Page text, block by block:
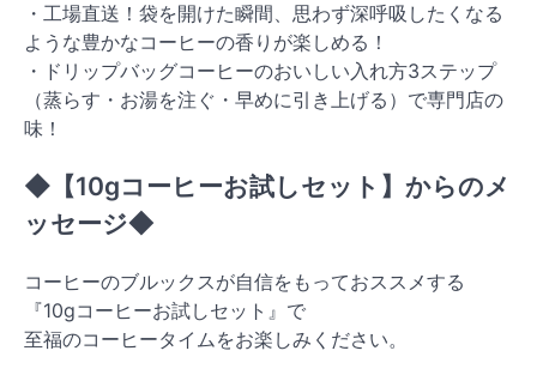
・工場直送！袋を開けた瞬間、思わず深呼吸したくなる
ような豊かなコーヒーの香りが楽しめる！
・ドリップバッグコーヒーのおいしい入れ方3ステップ
（蒸らす・お湯を注ぐ・早めに引き上げる）で専門店の
味！
◆【10gコーヒーお試しセット】からのメ
ッセージ◆
コーヒーのブルックスが自信をもっておススメする
『10gコーヒーお試しセット』で
至福のコーヒータイムをお楽しみください。